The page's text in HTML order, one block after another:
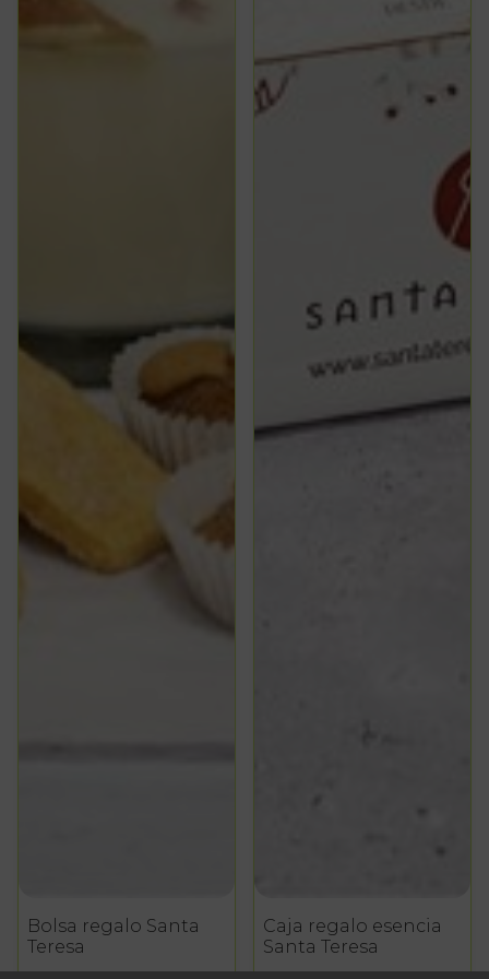
Bolsa regalo Santa
Teresa
Caja regalo esencia
Santa Teresa